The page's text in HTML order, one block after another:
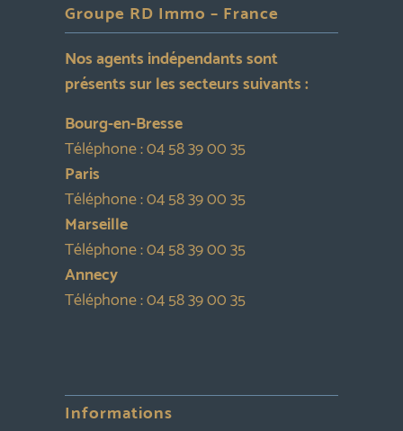
Groupe RD Immo – France
Nos agents indépendants sont
présents sur les secteurs suivants :
Bourg-en-Bresse
Téléphone :04 58 39 00 35
Paris
Téléphone :04 58 39 00 35
Marseille
Téléphone :04 58 39 00 35
Annecy
Téléphone :04 58 39 00 35
Informations